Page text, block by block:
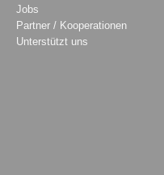
Jobs
Partner / Kooperationen
Unterstützt uns